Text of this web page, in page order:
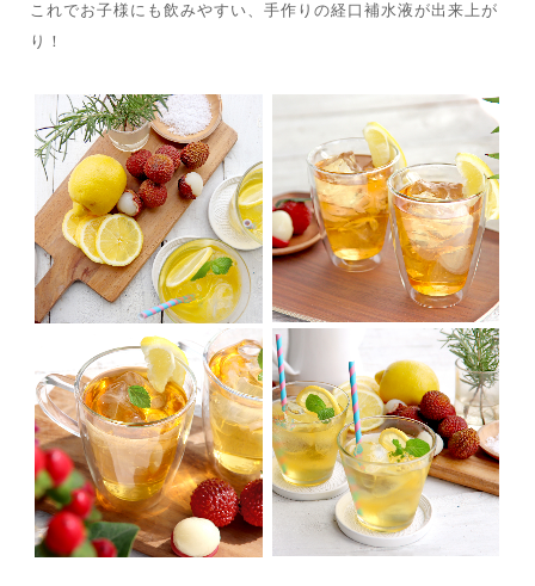
これでお子様にも飲みやすい、手作りの経口補水液が出来上が
り！